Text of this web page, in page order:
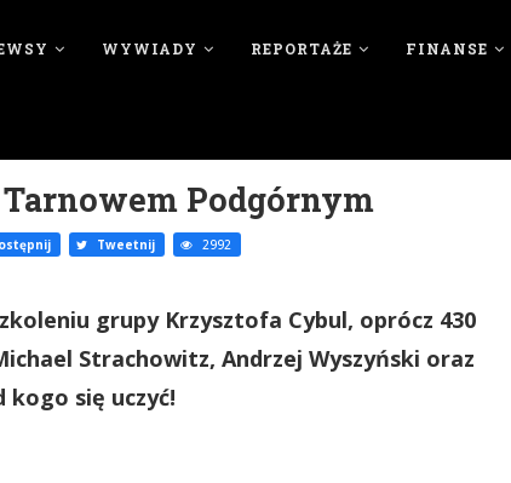
WYWIADY REPORTAŻE FINANSE
Podgórnym
Tweetnij 2992
grupy Krzysztofa Cybul, oprócz 430
Strachowitz, Andrzej Wyszyński oraz
kogo się uczyć!